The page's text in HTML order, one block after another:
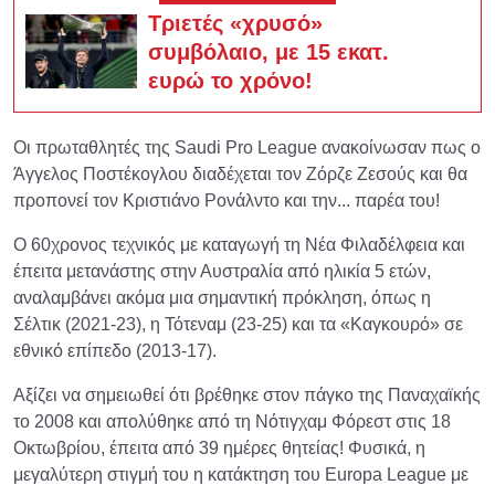
Τριετές «χρυσό»
συμβόλαιο, με 15 εκατ.
ευρώ το χρόνο!
Οι πρωταθλητές της Saudi Pro League ανακοίνωσαν πως ο
Άγγελος Ποστέκογλου διαδέχεται τον Ζόρζε Ζεσούς και θα
προπονεί τον Κριστιάνο Ρονάλντο και την... παρέα του!
Ο 60χρονος τεχνικός με καταγωγή τη Νέα Φιλαδέλφεια και
έπειτα μετανάστης στην Αυστραλία από ηλικία 5 ετών,
αναλαμβάνει ακόμα μια σημαντική πρόκληση, όπως η
Σέλτικ (2021-23), η Τότεναμ (23-25) και τα «Καγκουρό» σε
εθνικό επίπεδο (2013-17).
Αξίζει να σημειωθεί ότι βρέθηκε στον πάγκο της Παναχαϊκής
το 2008 και απολύθηκε από τη Νότιγχαμ Φόρεστ στις 18
Οκτωβρίου, έπειτα από 39 ημέρες θητείας! Φυσικά, η
μεγαλύτερη στιγμή του η κατάκτηση του Europa League με